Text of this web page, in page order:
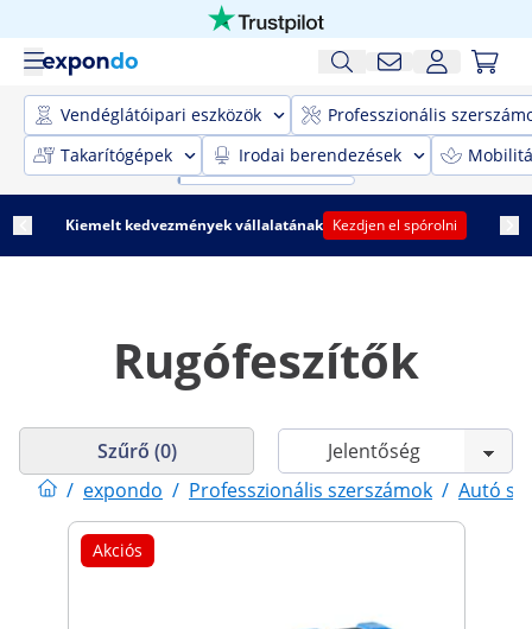
Vendéglátóipari eszközök
Professzionális
Takarítógépek
Irodai berendezések
Kiemelt kedvezmények vállalatának Kezdjen el spórolni
Rugófeszítők
/ expondo / Professzionális szerszámok / Autó
Szűrő (0)
Akciós